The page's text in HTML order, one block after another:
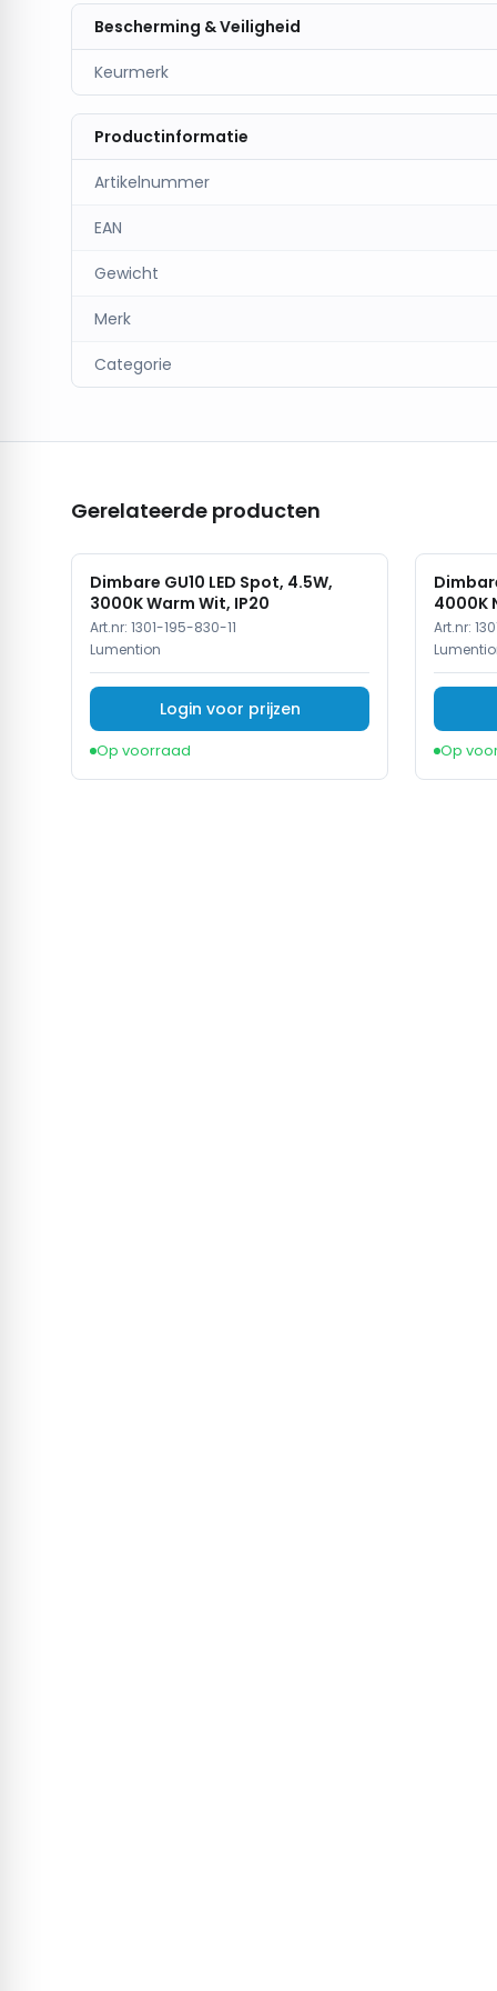
Bescherming & Veiligheid
Keurmerk
Productinformatie
Artikelnummer
EAN
Gewicht
Merk
Categorie
Gerelateerde producten
Dimbare GU10 LED Spot, 4.5W,
3000K Warm Wit, IP20
Art.nr: 1301-195-830-11
Lumention
Login voor prijzen
Op voorraad
4000K
Art.nr:
Op